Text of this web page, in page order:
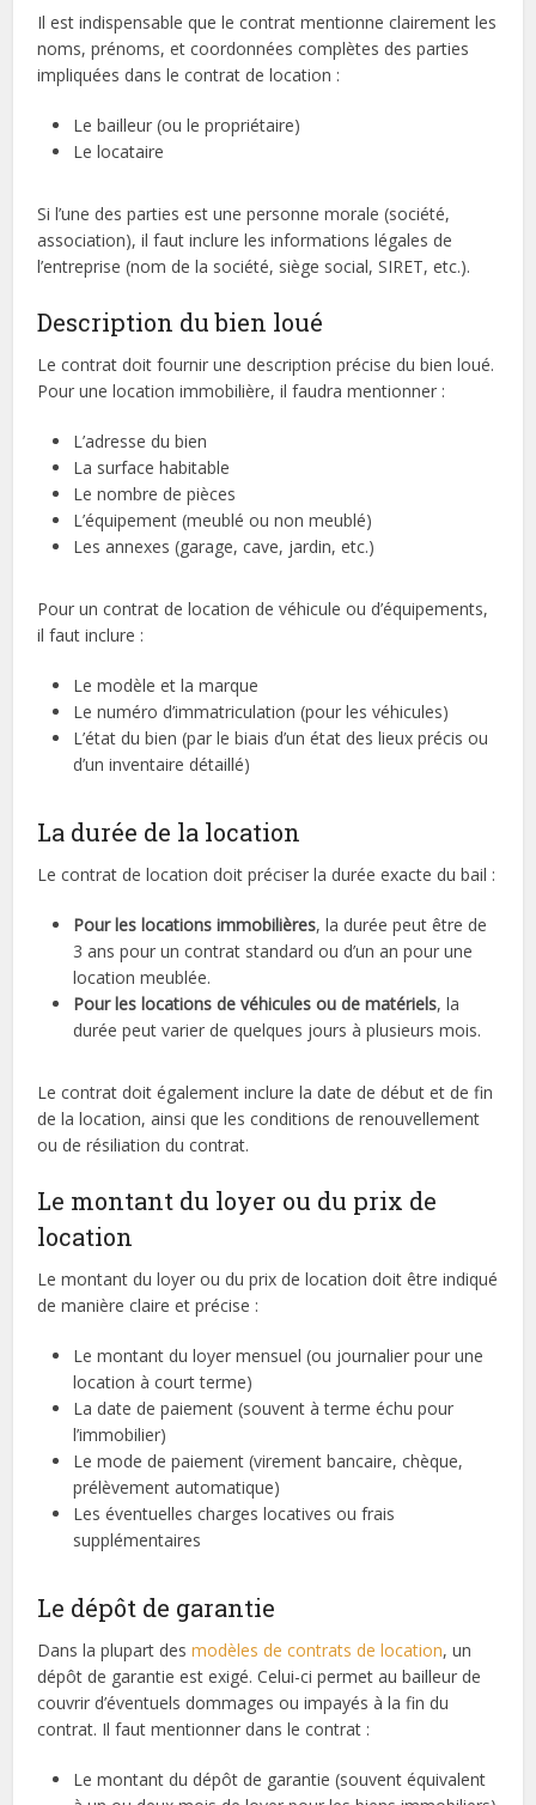
Il est indispensable que le contrat mentionne clairement les
noms, prénoms, et coordonnées complètes des parties
impliquées dans le contrat de location :
Le bailleur (ou le propriétaire)
Le locataire
Si l’une des parties est une personne morale (société,
association), il faut inclure les informations légales de
l’entreprise (nom de la société, siège social, SIRET, etc.).
Description du bien loué
Le contrat doit fournir une description précise du bien loué.
Pour une location immobilière, il faudra mentionner :
L’adresse du bien
La surface habitable
Le nombre de pièces
L’équipement (meublé ou non meublé)
Les annexes (garage, cave, jardin, etc.)
Pour un contrat de location de véhicule ou d’équipements,
il faut inclure :
Le modèle et la marque
Le numéro d’immatriculation (pour les véhicules)
L’état du bien (par le biais d’un état des lieux précis ou
d’un inventaire détaillé)
La durée de la location
Le contrat de location doit préciser la durée exacte du bail :
Pour les locations immobilières, la durée peut être de
3 ans pour un contrat standard ou d’un an pour une
location meublée.
Pour les locations de véhicules ou de matériels, la
durée peut varier de quelques jours à plusieurs mois.
Le contrat doit également inclure la date de début et de fin
de la location, ainsi que les conditions de renouvellement
ou de résiliation du contrat.
Le montant du loyer ou du prix de
location
Le montant du loyer ou du prix de location doit être indiqué
de manière claire et précise :
Le montant du loyer mensuel (ou journalier pour une
location à court terme)
La date de paiement (souvent à terme échu pour
l’immobilier)
Le mode de paiement (virement bancaire, chèque,
prélèvement automatique)
Les éventuelles charges locatives ou frais
supplémentaires
Le dépôt de garantie
Dans la plupart desmodèles de contrats de location, un
dépôt de garantie est exigé. Celui-ci permet au bailleur de
couvrir d’éventuels dommages ou impayés à la fin du
contrat. Il faut mentionner dans le contrat :
Le montant du dépôt de garantie (souvent équivalent